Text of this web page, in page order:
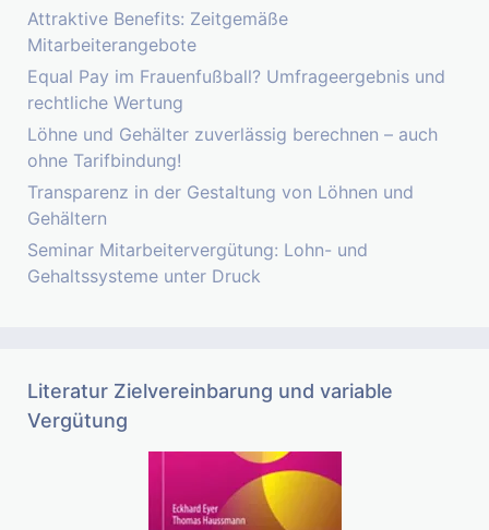
Attraktive Benefits: Zeitgemäße
Mitarbeiterangebote
Equal Pay im Frauenfußball? Umfrageergebnis und
rechtliche Wertung
Löhne und Gehälter zuverlässig berechnen – auch
ohne Tarifbindung!
Transparenz in der Gestaltung von Löhnen und
Gehältern
Seminar Mitarbeitervergütung: Lohn- und
Gehaltssysteme unter Druck
Literatur Zielvereinbarung und variable
Vergütung